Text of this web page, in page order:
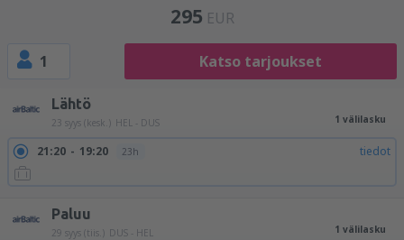
295 EUR
1 Katso tarjoukset
Lähtö
23 syys (kesk.) HEL - DUS 1 välilasku
21:20 19:20 23h tiedot
Paluu
29 syys (tiis.) DUS - HEL 1 välilasku